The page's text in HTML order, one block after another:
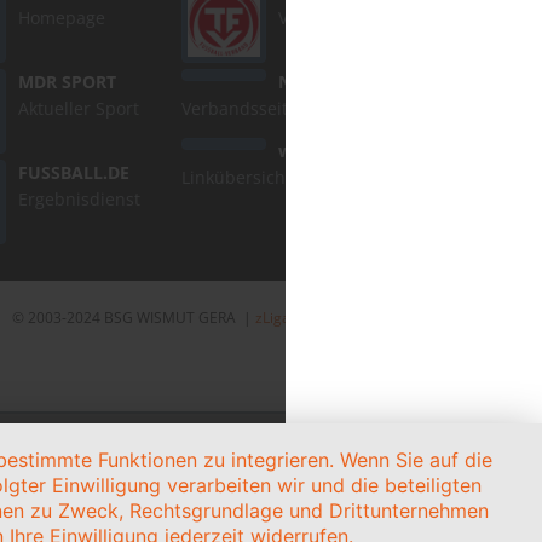
MDR SPORT
FUSSBALL.DE
NOFV
weitere Links
© 2003-2024 BSG WISMUT GERA | zLiga-Vereinshomepage
Funktionen zu integrieren. Wenn Sie auf die
Einwilligung verarbeiten wir und die beteiligten
zu Zweck, Rechtsgrundlage und Drittunternehmen
Ihre Einwilligung jederzeit widerrufen.